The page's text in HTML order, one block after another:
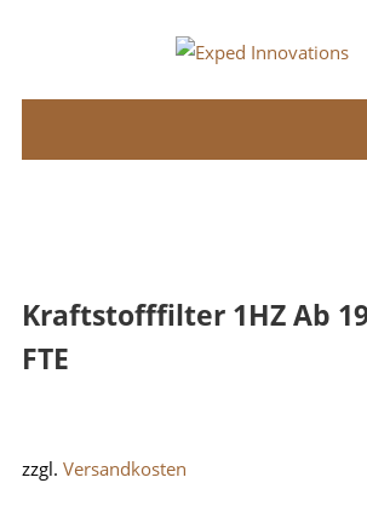
Exped
Kraftstofffilter 1HZ Ab
FTE
zzgl. Versandkosten